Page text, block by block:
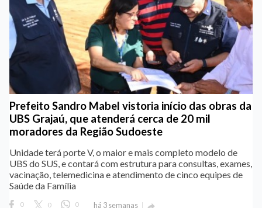
Prefeito Sandro Mabel vistoria início das obras da
UBS Grajaú, que atenderá cerca de 20 mil
moradores da Região Sudoeste
Unidade terá porte V, o maior e mais completo modelo de
UBS do SUS, e contará com estrutura para consultas, exames,
vacinação, telemedicina e atendimento de cinco equipes de
Saúde da Família
0 0 0 há 3 semanas